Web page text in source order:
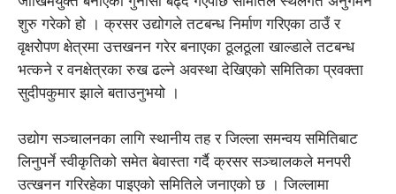
शुरु गरेको हो । क्रसर उद्योगले तटबन्ध निर्माण गरिएका ठाउँ र
वृक्षरोेपण क्षेत्रमा उत्तखनन गरेर बनाएका ठूलठूला खाल्डाले तटबन्ध
भत्कने र वनक्षेत्रका रुख ढल्ने अवस्था देखिएको समितिका प्रवक्ता
सुदीपकुमार झाले बताउनुभयो ।
उद्योग सञ्चालनका लागि स्थानीय तह र जिल्ला समन्वय समितिबाट
लिनुपर्ने स्वीकृतिको समेत बेवास्ता गर्दै क्रसर सञ्चालकले मनपरी
उत्खनन गरिरहेका पाइएको समितिले जनाएको छ । जिल्लामा